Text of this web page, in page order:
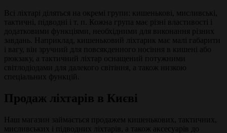
Всі ліхтарі діляться на окремі групи: кишенькові, мисливські,
тактичні, підводні і т. п. Кожна група має різні властивості і
додатковими функціями, необхідними для виконання різних
завдань. Наприклад, кишеньковий ліхтарик має малі габарити
і вагу, він зручний для повсякденного носіння в кишені або
рюкзаку, а тактичний ліхтар оснащений потужними
світлодіодами для далекого світіння, а також низкою
спеціальних функцій.
Продаж ліхтарів в Києві
Наш магазин займається продажем кишенькових, тактичних,
мисливських і підводних ліхтарів, а також аксесуарів до